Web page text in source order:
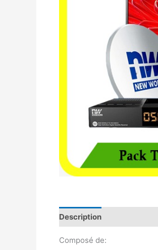
Description
Composé de: